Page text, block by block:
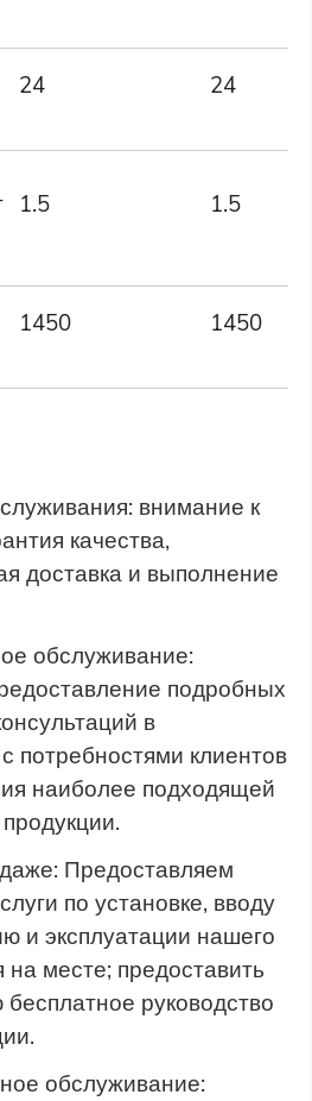
24 24
1.5 1.5
1450 1450
внимание к
качества,
доставка и выполнение
обслуживание:
подробных
в
потребностями клиентов
наиболее подходящей
Предоставляем
по установке, вводу
и эксплуатации нашего
месте; предоставить
руководство
обслуживание: